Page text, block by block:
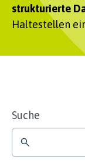
strukturierte
Haltestellen
Suche